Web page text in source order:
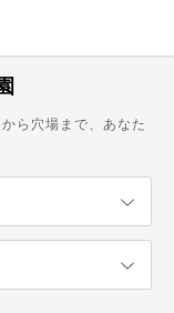
ら穴場まで、あなた